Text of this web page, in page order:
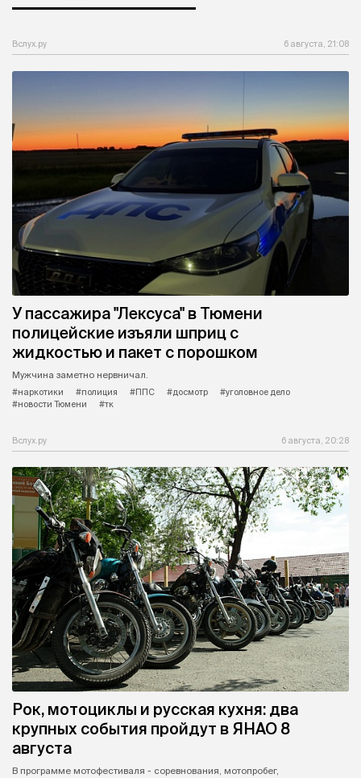
Вслух.ру 6 августа, 21:08
У пассажира "Лексуса" в Тюмени
полицейские изъяли шприц с
жидкостью и пакет с порошком
Мужчина заметно нервничал.
#наркотики
#полиция #ППС #досмотр
#уголовное дело
#новости Тюмени
#тк
Вслух.ру 6 августа, 20:28
Рок, мотоциклы и русская кухня: два
крупных события пройдут в ЯНАО 8
августа
В программе мотофестиваля - соревнования, мотопробег,